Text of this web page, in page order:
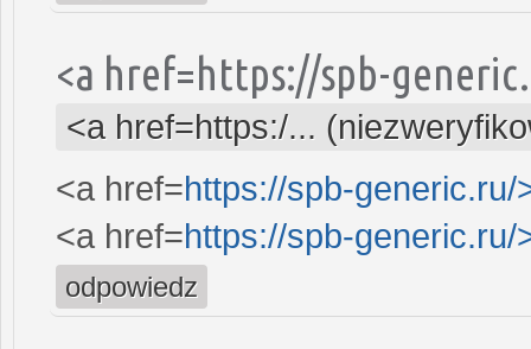
<a href=https://spb-
<a href=https:/...
<a href=https://spb-generic.ru/
<a href=https://spb-generic.ru/
odpowiedz